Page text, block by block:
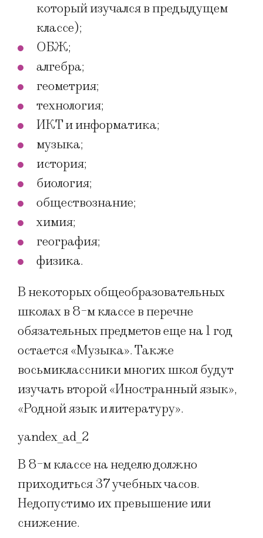
который изучался в предыдущем
классе);
ОБЖ;
алгебра;
геометрия;
технология;
ИКТ и информатика;
музыка;
история;
биология;
обществознание;
химия;
география;
физика.
В некоторых общеобразовательных
школах в 8-м классе в перечне
обязательных предметов еще на 1 год
остается «Музыка». Также
восьмиклассники многих школ будут
изучать второй «Иностранный язык»,
«Родной язык и литературу».
yandex_ad_2
В 8-м классе на неделю должно
приходиться 37 учебных часов.
Недопустимо их превышение или
снижение.